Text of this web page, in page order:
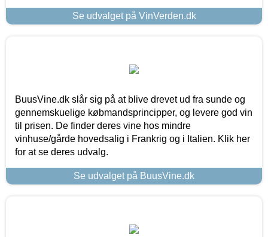
Se udvalget på VinVerden.dk
BuusVine.dk slår sig på at blive drevet ud fra sunde og
gennemskuelige købmandsprincipper, og levere god vin
til prisen. De finder deres vine hos mindre
vinhuse/gårde hovedsalig i Frankrig og i Italien. Klik her
for at se deres udvalg.
Se udvalget på BuusVine.dk